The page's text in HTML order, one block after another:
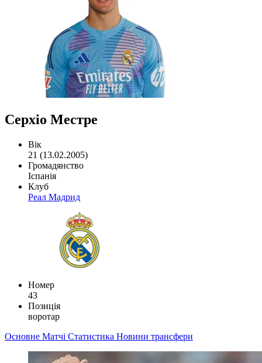
Серхіо Местре
Вік
21 (13.02.2005)
Громадянство
Іспанія
Клуб
Реал Мадрид
Номер
43
Позиція
воротар
Основне Матчі Статистика Новини трансфери